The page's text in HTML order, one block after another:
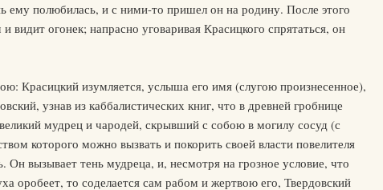
ему полюбилась, и с ними-то пришел он на родину. После этого
огонек; напрасно уговаривая Красицкого спрятаться, он
Красицкий изумляется, услыша его имя (слугою произнесенное),
узнав из каббалистических книг, что в древней гробнице
мудрец и чародей, скрывший с собою в могилу сосуд (с
которого можно вызвать и покорить своей власти повелителя
Он вызывает тень мудреца, и, несмотря на грозное условие, что
оробеет, то соделается сам рабом и жертвою его, Твердовский